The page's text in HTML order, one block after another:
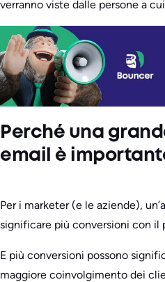
verranno viste dalle persone a
Perché una
email è
Per i marketer (e le aziende),
significare più conversioni con il
E più conversioni possono
maggiore coinvolgimento dei